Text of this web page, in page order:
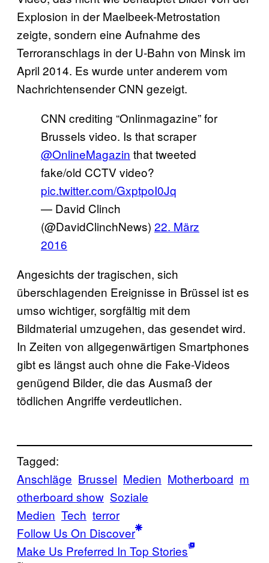
Explosion in der Maelbeek-Metrostation
zeigte, sondern eine Aufnahme des
Terroranschlags in der U-Bahn von Minsk im
April 2014. Es wurde unter anderem vom
Nachrichtensender CNN gezeigt.
CNN crediting “Onlinmagazine” for
Brussels video. Is that scraper
@OnlineMagazin that tweeted
fake/old CCTV video?
pic.twitter.com/GxptpoI0Jq
— David Clinch
(@DavidClinchNews) 22. März
2016
Angesichts der tragischen, sich
überschlagenden Ereignisse in Brüssel ist es
umso wichtiger, sorgfältig mit dem
Bildmaterial umzugehen, das gesendet wird.
In Zeiten von allgegenwärtigen Smartphones
gibt es längst auch ohne die Fake-Videos
genügend Bilder, die das Ausmaß der
tödlichen Angriffe verdeutlichen.
Tagged:
Anschläge Brussel Medien Motherboard m
otherboard show Soziale
Medien Tech terror
Follow Us On Discover
Make Us Preferred In Top Stories